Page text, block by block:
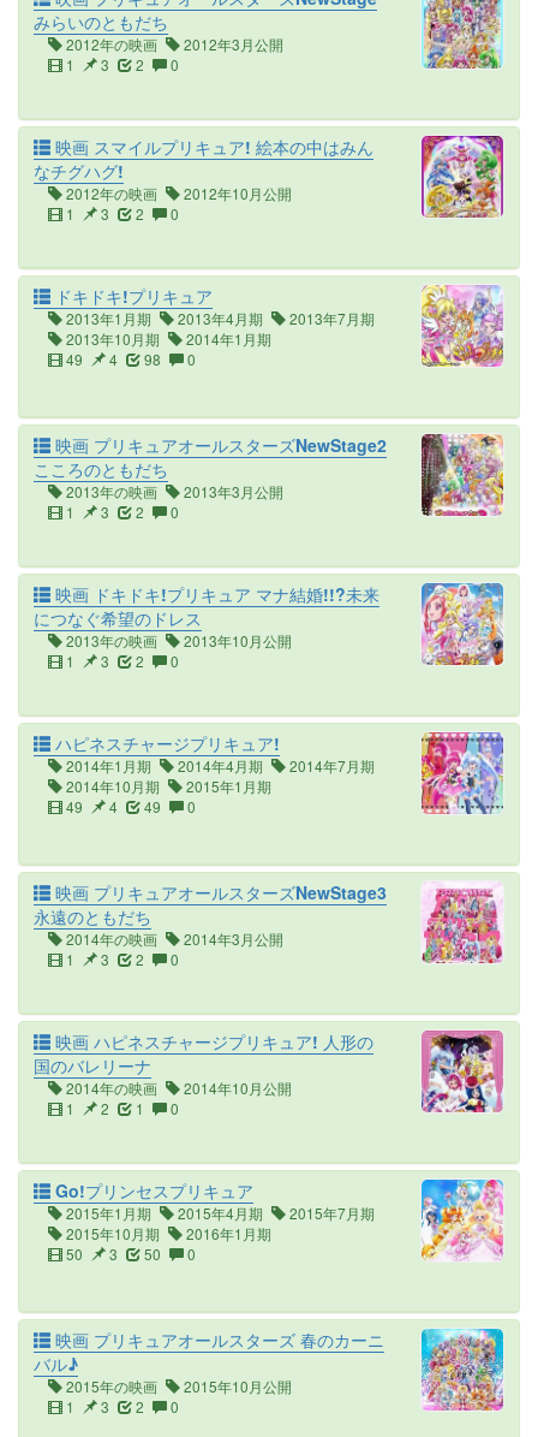
みらいのともだち
2012年の映画
2012年3月公開
1
3 2 0
映画 スマイルプリキュア! 絵本の中はみん
なチグハグ!
2012年の映画
2012年10月公開
1
3 2 0
ドキドキ!プリキュア
2013年1月期 2013年4月期
2013年7月期
2013年10月期
2014年1月期
49
4 98 0
映画 プリキュアオールスターズNewStage2
こころのともだち
2013年の映画
2013年3月公開
1
3 2 0
映画 ドキドキ!プリキュア マナ結婚!!?未来
につなぐ希望のドレス
2013年の映画
2013年10月公開
1
3 2 0
ハピネスチャージプリキュア!
2014年1月期 2014年4月期
2014年7月期
2014年10月期
2015年1月期
49
4 49 0
映画 プリキュアオールスターズNewStage3
永遠のともだち
2014年の映画
2014年3月公開
1
3 2 0
映画 ハピネスチャージプリキュア! 人形の
国のバレリーナ
2014年の映画
2014年10月公開
1
2 1 0
Go!プリンセスプリキュア
2015年1月期 2015年4月期
2015年7月期
2015年10月期
2016年1月期
50
3 50 0
映画 プリキュアオールスターズ 春のカーニ
バル♪
2015年の映画
2015年10月公開
1
3 2 0